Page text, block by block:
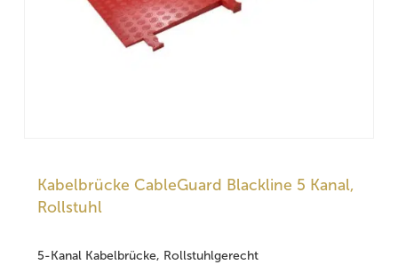
Kabelbrücke CableGuard Blackline 5 Kanal,
Rollstuhl
5-Kanal Kabelbrücke, Rollstuhlgerecht